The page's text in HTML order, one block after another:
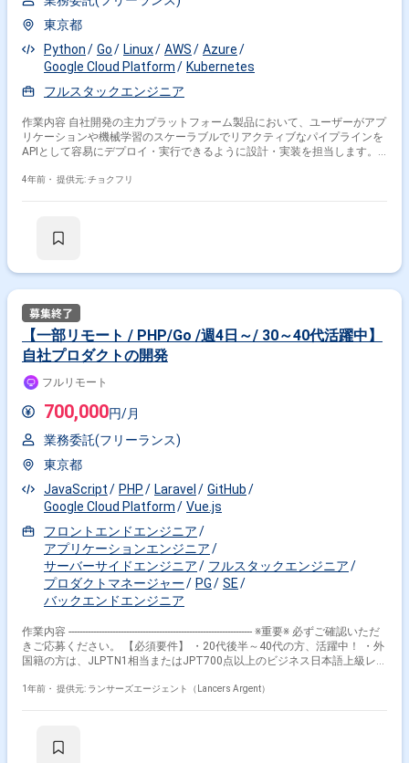
Datadog, PagerDuty, Sentry CI/CD：GitHub Actions, Spinnaker Knowledge
Management Tools：Confluence Others：GitHub, Slack, JIRA ■ポジショ
ンの魅力 ・弊社グループのお客様規模を間近で感じることのできる開発
・お客さまや社内ステークホルダーの意見を元に改善サイクルをまわして
いくアジャイル開発 ・様々な機能群に対し、幅広く接する機会 ・ビジネ
スKPIを直に感じることができ、数値達成を全員で分かち合える環境 ■その
他 ・入場までの手続きに1~2週間ほど要します。 ※必要な場合は最短で
新可能性：有） ・勤務時間 : 10:00～19:00 ・勤務日数：フルタイムで就
業可能な方(応相談) ・出社場所：六本木駅直結 ※基本的にはご自宅また
は所属元オフィスからのリモートワークとなります。 ・PC貸与あり、Wi-
茶、紅茶、コーヒーなどの提供）
東京都
Python
Go Linux AWS
Azure
Google Cloud Platform
Kubernetes
フルスタックエンジニア
作業内容 自社開発の主力プラットフォーム製品において、ユーザーがアプ
リケーションや機械学習のスケーラブルでリアクティブなパイプラインを
APIとして容易にデプロイ・実行できるように設計・実装を担当します。
イナーがアプリケーションや機械学習パイプラインをリアクティブAPIと
ォーム全体のプロダクト戦略は、メインビジネスやプロダクトオーナーか
4年前・ 提供元: チョクフリ
【一部リモート / PHP/Go /週4日～/ 30～40代活躍中】
自社プロダクトの開発
フルリモート
700,000円/月
業務委託(フリーランス)
東京都
JavaScript
PHP Laravel
GitHub
Google Cloud Platform
Vue.js
フロントエンドエンジニア
アプリケーションエンジニア
サーバーサイドエンジニア
フルスタックエンジニア
プロダクトマネージャー
PG
SE
バックエンドエンジニア
作業内容 ------------------------------------------------------------------- ※重要※ 必ずご確認いただ
きご応募ください。 【必須要件】 ・20代後半～40代の方、活躍中！ ・外
国籍の方は、JLPTN1相当またはJPT700点以上のビジネス日本語上級レベ
------------------------------------------------------------------- ■企業概要 弊社では、下記の2つの
ングのコンサルティングなどを提供 ■募集背景 近年のデジタル化の流れか
1年前・ 提供元: ランサーズエージェント（Lancers Argent）